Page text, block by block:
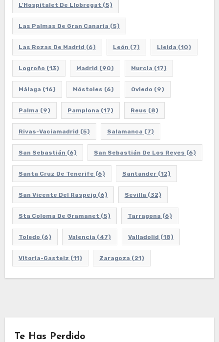
L'Hospitalet De Llobregat (5)
Las Palmas De Gran Canaria (5)
Las Rozas De Madrid (6) León (7) Lleida (10)
Logroño (13) Madrid (90) Murcia (17)
Málaga (16) Móstoles (6) Oviedo (9)
Palma (9) Pamplona (17) Reus (8)
Rivas-Vaciamadrid (5) Salamanca (7)
San Sebastián (6) San Sebastián De Los Reyes (6)
Santa Cruz De Tenerife (6) Santander(12)
San Vicente Del Raspeig (6) Sevilla (32)
Sta Coloma De Gramanet (5) Tarragona (6)
Toledo (6) Valencia (47) Valladolid (18)
Vitoria-Gasteiz (11) Zaragoza (21)
Te Has Perdido